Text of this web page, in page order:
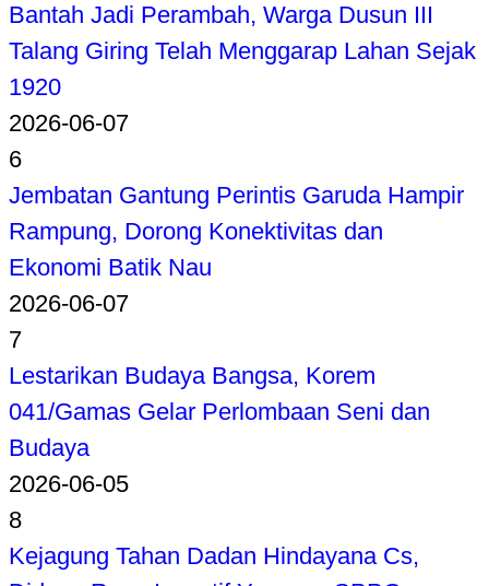
Bantah Jadi Perambah, Warga Dusun III
Talang Giring Telah Menggarap Lahan Sejak
1920
2026-06-07
6
Jembatan Gantung Perintis Garuda Hampir
Rampung, Dorong Konektivitas dan
Ekonomi Batik Nau
2026-06-07
7
Lestarikan Budaya Bangsa, Korem
041/Gamas Gelar Perlombaan Seni dan
Budaya
2026-06-05
8
Kejagung Tahan Dadan Hindayana Cs,